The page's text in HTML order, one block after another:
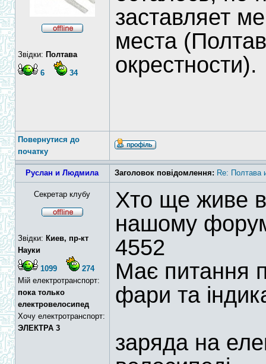
Звідки: Полтава
6 34
заставляет
места
окрестности).
Повернутися до
початку
Руслан и Людмила Заголовок повідомлення: Re: Полтава
Секретар клубу
Звідки: Киев, пр-кт
Науки
1099
274
Мій електротранспорт:
пока только
електровелосипед
Хочу електротранспорт:
ЭЛЕКТРА 3
Хто ще живе в
нашому
4552
Має питання
фари та
заряда на